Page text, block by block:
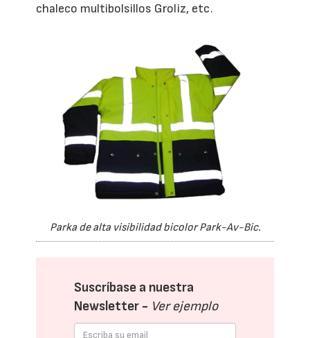
chaleco multibolsillos Groliz, etc.
Parka de alta visibilidad bicolor Park-Av-Bic.
Suscríbase a nuestra
Newsletter - Ver ejemplo